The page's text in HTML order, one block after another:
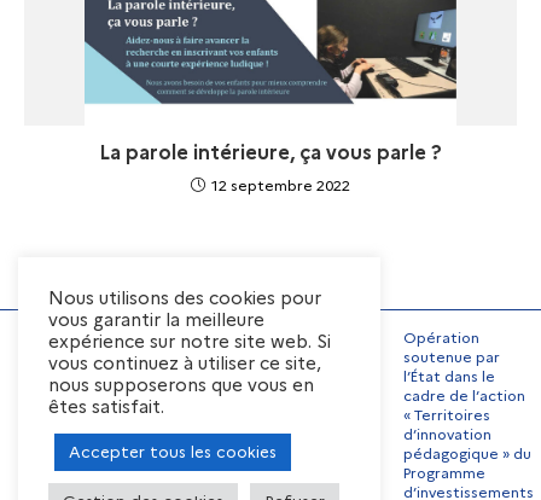
La parole intérieure, ça vous parle ?
12 septembre 2022
Mentions Légales
Conditions générales
d’utilisation
Préférences de cookies
Contact
Offres d’emplois
Opération
soutenue par
l’État dans le
cadre de l’action
« Territoires
d’innovation
pédagogique » du
Programme
d’investissements
Nous utilisons des cookies pour
vous garantir la meilleure
expérience sur notre site web. Si
vous continuez à utiliser ce site,
nous supposerons que vous en
êtes satisfait.
Accepter tous les cookies